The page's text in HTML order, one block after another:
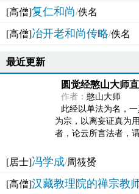
[高僧]复仁和尚/佚名
[高僧]冶开老和尚传略/佚名
最近更新
圆觉经憨山大师
作者： 憨山大师
此经以单法为名，
为宗，以离妄证真为
者，论云所言法者，
[居士]冯学成/周筱赟
[高僧]汉藏教理院的禅宗教